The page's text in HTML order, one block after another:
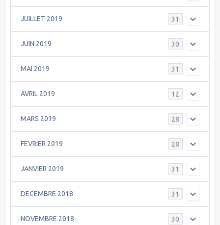
JUILLET 2019 31
JUIN 2019 30
MAI 2019 31
AVRIL 2019 12
MARS 2019 28
FEVRIER 2019 28
JANVIER 2019 31
DECEMBRE 2018 31
NOVEMBRE 2018 30